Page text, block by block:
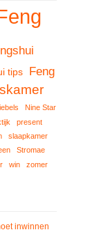
tips
Feng
Nine Star
present
slaapkamer
Stromae
win zomer
inwinnen